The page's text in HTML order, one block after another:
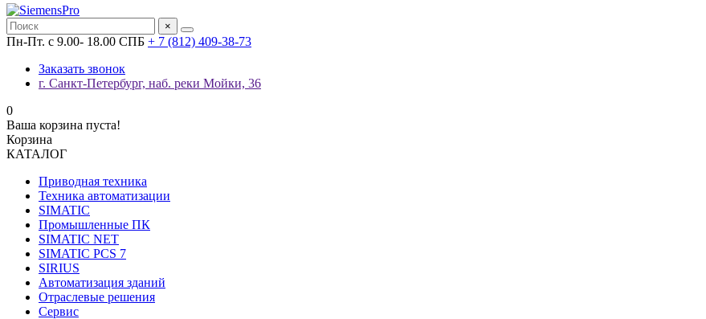
×
Пн-Пт. с 9.00- 18.00 СПБ + 7 (812) 409-38-73
Заказать звонок
г. Санкт-Петербург, наб. реки Мойки, 36
0
Ваша корзина пуста!
Корзина
КАТАЛОГ
Приводная техника
Техника автоматизации
SIMATIC
Промышленные ПК
SIMATIC NET
SIMATIC PCS 7
SIRIUS
Автоматизация зданий
Отраслевые решения
Сервис